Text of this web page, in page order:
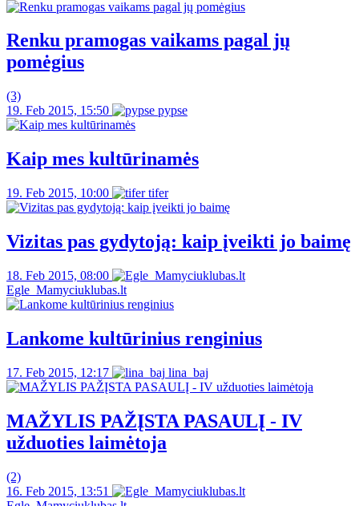
Renku pramogas vaikams pagal jų
pomėgius
(3)
19. Feb 2015, 15:50
pypse
Kaip mes kultūrinamės
19. Feb 2015, 10:00 tifer
Vizitas pas gydytoją: kaip įveikti jo baimę
18. Feb 2015, 08:00
Egle_Mamyciuklubas.lt
Lankome kultūrinius renginius
17. Feb 2015, 12:17 lina_baj
MAŽYLIS PAŽĮSTA PASAULĮ - IV
užduoties laimėtoja
(2)
16. Feb 2015, 13:51